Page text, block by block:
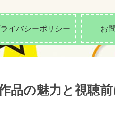
イバシーポリシー お
品の魅力と視聴前